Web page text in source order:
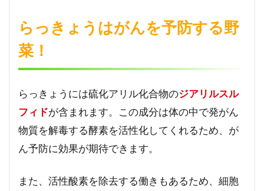
らっきょうはがんを予防する野
菜！
らっきょうには硫化アリル化合物のジアリルスル
フィドが含まれます。この成分は体の中で発がん
物質を解毒する酵素を活性化してくれるため、が
ん予防に効果が期待できます。
また、活性酸素を除去する働きもあるため、細胞